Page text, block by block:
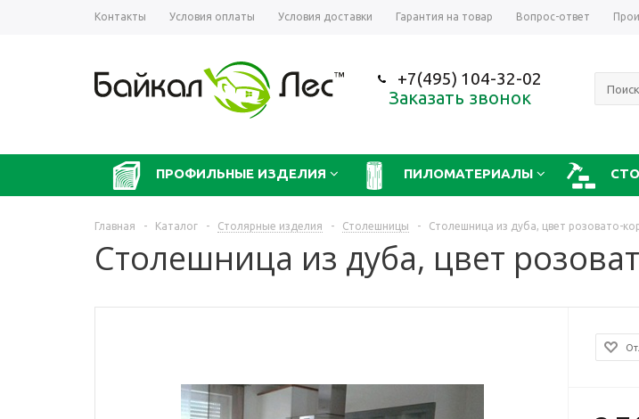
Контакты Условия оплаты Условия доставки Гарантия на товар Вопрос-ответ
+7(495) 104-32-02
Заказать звонок
ПРОФИЛЬНЫЕ ИЗДЕЛИЯ ПИЛОМАТЕРИАЛЫ
Главная - Каталог - Столярные изделия - Столешницы - Столешница из дуба, цвет розовато-